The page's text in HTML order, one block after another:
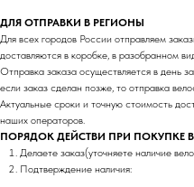
ДЛЯ ОТПРАВКИ В РЕГИОНЫ
Для всех городов России отправляем
доставляются в коробке, в разобранном
Отправка заказа осуществляется в день
если заказ сделан позже, то отправка
Актуальные сроки и точную стоимость
наших операторов.
ПОРЯДОК ДЕЙСТВИ ПРИ ПОКУПКЕ
Делаете заказ(уточняете наличие
Подтверждение наличия: